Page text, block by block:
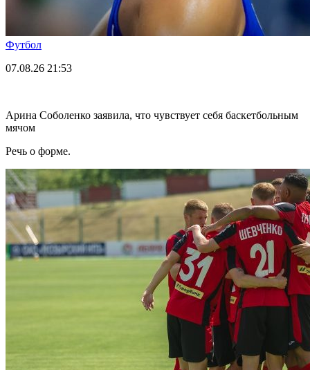
Футбол
07.08.26 21:53
Арина Соболенко заявила, что чувствует себя баскетбольным
мячом
Речь о форме.